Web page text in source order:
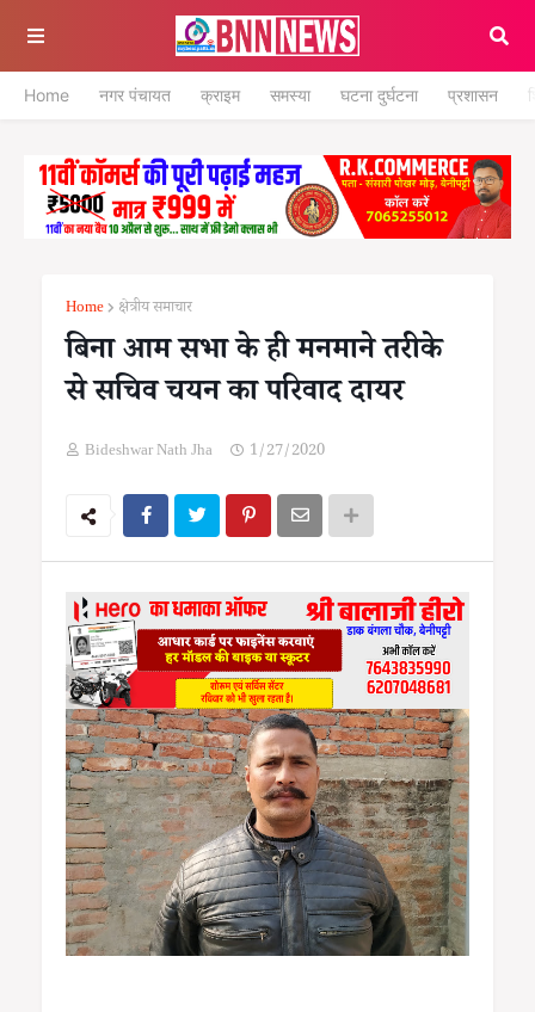
Home नगर पंचायत क्राइम समस्या घटना दुर्घटना प्रशासन
Home क्षेत्रीय समाचार
बिना आम सभा के ही मनमाने तरीके
से सचिव चयन का परिवाद दायर
Bideshwar Nath Jha 1/27/2020